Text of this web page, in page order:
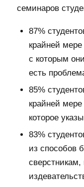
семинаров
87%
крайней мере
с которым
есть
85%
крайней
которое
83%
из способов